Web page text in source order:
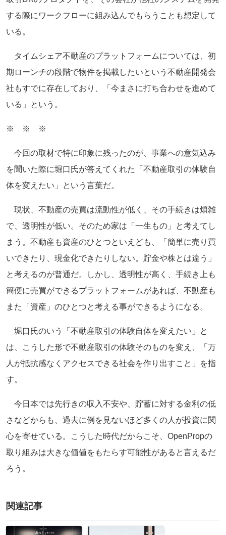
する際にワークフローに組み込んでもらうことも想定して
いる。
タイムシェア不動産のプラットフォームについては、初
期ローンチの段階で物件を掲載したいという不動産開発会
社もすでに存在しており、「今まさに打ち合わせを進めて
いる」という。
※ ※ ※
今回の取材で特に印象に残ったのが、事業への意気込み
を聞いた際に堀口氏が答えてくれた「不動産取引の体験自
体を変えたい」という言葉だ。
現状、不動産の売買は流動性が低く、その手続きは煩雑
で、透明性が低い。そのため家は「一生もの」と考えてし
まう。不動産も資産のひとつといえども、「簡単に売り買
いできたり、現金化できたりしない。貯金や株とは違う」
と考えるのが普通だ。しかし、透明性が高く、手続き上も
簡便に売買ができるプラットフォームがあれば、不動産も
また「資産」のひとつと考える事ができるようになる。
堀口氏のいう「不動産取引の体験自体を変えたい」と
は、こうした形で不動産取引の体験そのものを変え、「万
人が抵抗感なくアクセスできる社会を作り出すこと」を指
す。
今日本では先行きの収入不安や、貯蓄に対する金利の低
さなどからも、過去に例を見ないほど多くの人が投資に関
心を寄せている。こうした時代だからこそ、OpenPropの
取り組みは大きな価値をもたらす可能性があると言えるだ
ろう。
関連記事